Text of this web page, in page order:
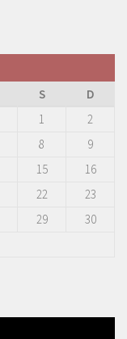
S
D
1
2
8
9
15
16
22
23
29
30